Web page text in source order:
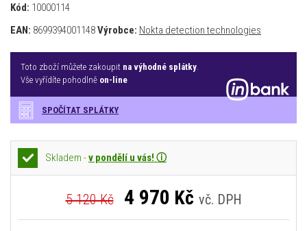
Kód: 10000114
EAN: 8699394001148Výrobce: Nokta detection technologies
Toto zboží můžete zakoupit na výhodné splátky
Vše vyřídíte pohodlně on-line
SPOČÍTAT SPLÁTKY
Skladem -v pondělí u vás! ⓘ
5 120 Kč 4 970 Kč vč. DPH